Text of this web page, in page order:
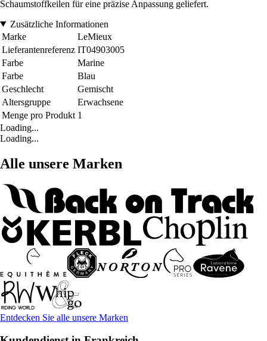
Schaumstoffkeilen für eine präzise Anpassung geliefert.
Zusätzliche Informationen
Marke
LeMieux
Lieferantenreferenz IT04903005
Farbe
Marine
Farbe
Blau
Geschlecht
Gemischt
Altersgruppe
Erwachsene
Menge pro Produkt 1
Loading...
Loading...
Alle unsere Marken
Entdecken Sie alle unsere Marken